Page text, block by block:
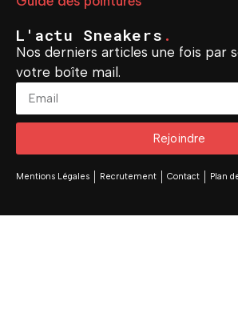
L'actu Sneakers .
Nos derniers articles une fois par
votre boîte mail.
Rejoindre
Mentions Légales Recrutement Contact Plan